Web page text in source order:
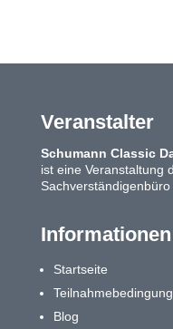
Veranstalter
Schumann Classic
ist eine Veranstaltung
Informationen
Startseite
Blog